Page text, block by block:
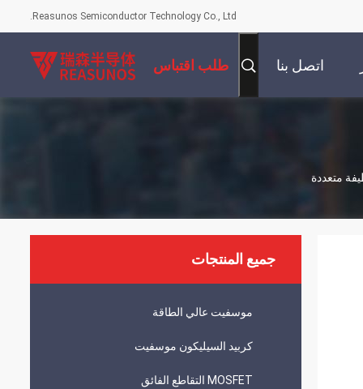
Reasunos Semiconductor Technology Co., Ltd.
اتصل بنا طلب اقتباس
جميع المنتجات
موسفيت عالي الطاقة
كربيد السيليكون موسفيت
MOSFET التقاطع الفائق